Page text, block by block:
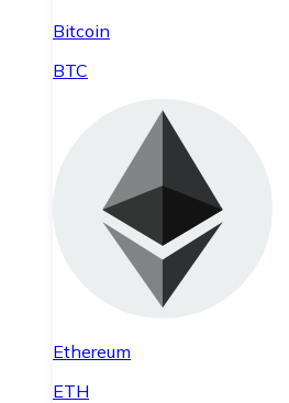
Bitcoin
BTC
Ethereum
ETH